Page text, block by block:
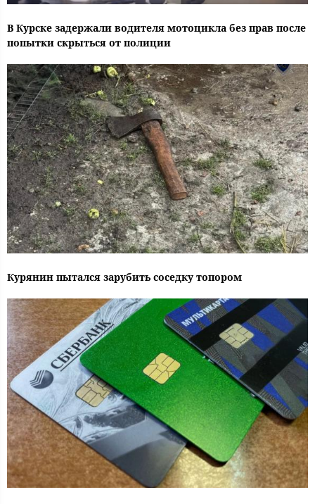
В Курске задержали водителя мотоцикла без прав после
попытки скрыться от полиции
Курянин пытался зарубить соседку топором